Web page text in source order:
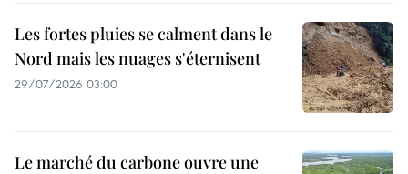
Les fortes pluies se calment dans le
Nord mais les nuages s'éternisent
29/07/2026 03:00
Le marché du carbone ouvre une